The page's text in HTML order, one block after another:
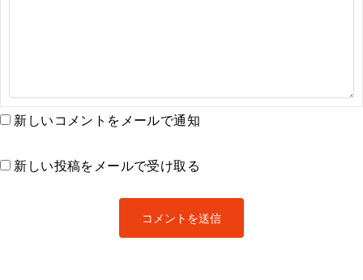
新しいコメントをメールで通知
新しい投稿をメールで受け取る